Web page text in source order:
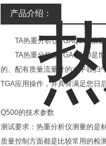
产品介绍：
TA热重分析仪TGAQ500仪器
TA热重分析仪TGAQ500是世
的、配有质量流量计的水平吹扫
TGA应用操作，并具有满足您日
Q500的技术参数
测试要求：热重分析仪测量的是
质量控制方面都是比较常用的检